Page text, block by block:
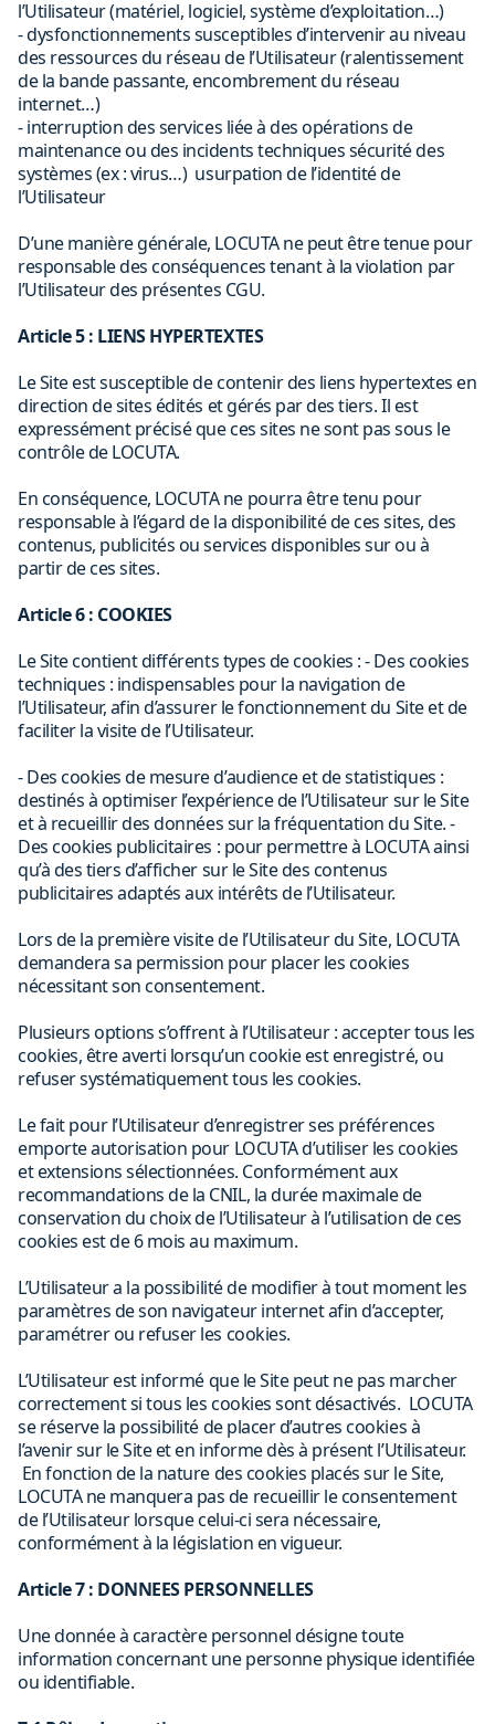
l’Utilisateur (matériel, logiciel, système d’exploitation…)
- dysfonctionnements susceptibles d’intervenir au niveau
des ressources du réseau de l’Utilisateur (ralentissement
de la bande passante, encombrement du réseau
internet…)
- interruption des services liée à des opérations de
maintenance ou des incidents techniques sécurité des
systèmes (ex : virus…) usurpation de l’identité de
l’Utilisateur
D’une manière générale, LOCUTA ne peut être tenue pour
responsable des conséquences tenant à la violation par
l’Utilisateur des présentes CGU.
Article 5 : LIENS HYPERTEXTES
Le Site est susceptible de contenir des liens hypertextes en
direction de sites édités et gérés par des tiers. Il est
expressément précisé que ces sites ne sont pas sous le
contrôle de LOCUTA.
En conséquence, LOCUTA ne pourra être tenu pour
responsable à l’égard de la disponibilité de ces sites, des
contenus, publicités ou services disponibles sur ou à
partir de ces sites.
Article 6 : COOKIES
Le Site contient différents types de cookies : - Des cookies
techniques : indispensables pour la navigation de
l’Utilisateur, afin d’assurer le fonctionnement du Site et de
faciliter la visite de l’Utilisateur.
- Des cookies de mesure d’audience et de statistiques :
destinés à optimiser l’expérience de l’Utilisateur sur le Site
et à recueillir des données sur la fréquentation du Site. -
Des cookies publicitaires : pour permettre à LOCUTA ainsi
qu’à des tiers d’afficher sur le Site des contenus
publicitaires adaptés aux intérêts de l’Utilisateur.
Lors de la première visite de l’Utilisateur du Site, LOCUTA
demandera sa permission pour placer les cookies
nécessitant son consentement.
Plusieurs options s’offrent à l’Utilisateur : accepter tous les
cookies, être averti lorsqu’un cookie est enregistré, ou
refuser systématiquement tous les cookies.
Le fait pour l’Utilisateur d’enregistrer ses préférences
emporte autorisation pour LOCUTA d’utiliser les cookies
et extensions sélectionnées. Conformément aux
recommandations de la CNIL, la durée maximale de
conservation du choix de l’Utilisateur à l’utilisation de ces
cookies est de 6 mois au maximum.
L’Utilisateur a la possibilité de modifier à tout moment les
paramètres de son navigateur internet afin d’accepter,
paramétrer ou refuser les cookies.
L’Utilisateur est informé que le Site peut ne pas marcher
correctement si tous les cookies sont désactivés. LOCUTA
se réserve la possibilité de placer d’autres cookies à
l’avenir sur le Site et en informe dès à présent l’Utilisateur.
En fonction de la nature des cookies placés sur le Site,
LOCUTA ne manquera pas de recueillir le consentement
de l’Utilisateur lorsque celui-ci sera nécessaire,
conformément à la législation en vigueur.
Article 7 : DONNEES PERSONNELLES
Une donnée à caractère personnel désigne toute
information concernant une personne physique identifiée
ou identifiable.